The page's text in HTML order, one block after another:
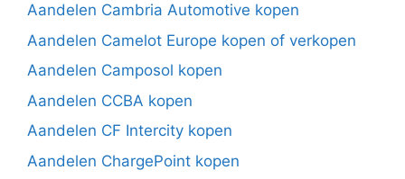
Aandelen Cambria Automotive kopen
Aandelen Camelot Europe kopen of verkopen
Aandelen Camposol kopen
Aandelen CCBA kopen
Aandelen CF Intercity kopen
Aandelen ChargePoint kopen